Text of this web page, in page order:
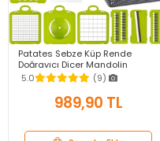
Patates Sebze Küp Rende
Doğrayıcı Dicer Mandolin
Dilimleyici Jülyen Kesici
Vegetable Chopper Seti
5.0 (9)
989,90 TL